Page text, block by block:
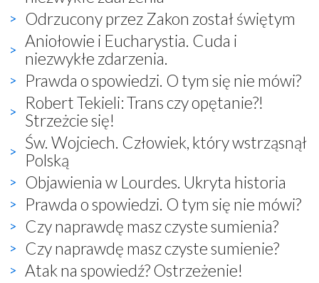
Odrzucony przez Zakon został świętym
Aniołowie i Eucharystia. Cuda i
niezwykłe zdarzenia.
Prawda o spowiedzi. O tym się nie mówi?
Robert Tekieli: Trans czy opętanie?!
Strzeżcie się!
Św. Wojciech. Człowiek, który wstrząsnął
Polską
Objawienia w Lourdes. Ukryta historia
Prawda o spowiedzi. O tym się nie mówi?
Czy naprawdę masz czyste sumienia?
Czy naprawdę masz czyste sumienie?
Atak na spowiedź? Ostrzeżenie!